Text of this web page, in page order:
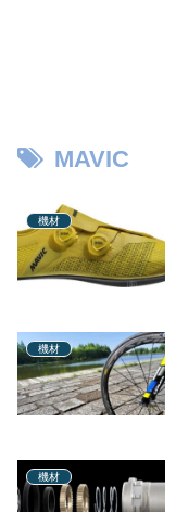
MAVIC
機材
機材
機材